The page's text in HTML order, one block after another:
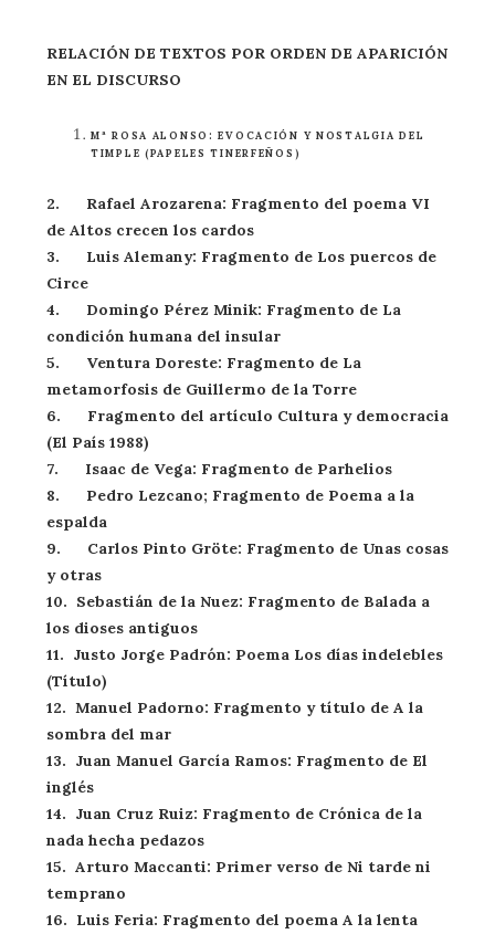
RELACIÓN DE TEXTOS POR ORDEN DE APARICIÓN
EN EL DISCURSO
Mª ROSA ALONSO: EVOCACIÓN Y NOSTALGIA DEL
TIMPLE (PAPELES TINERFEÑOS)
2. Rafael Arozarena: Fragmento del poema VI
de Altos crecen los cardos
3. Luis Alemany: Fragmento de Los puercos de
Circe
4. Domingo Pérez Minik: Fragmento de La
condición humana del insular
5. Ventura Doreste: Fragmento de La
metamorfosis de Guillermo de la Torre
6. Fragmento del artículo Cultura y democracia
(El País 1988)
7. Isaac de Vega: Fragmento de Parhelios
8. Pedro Lezcano; Fragmento de Poema a la
espalda
9. Carlos Pinto Gröte: Fragmento de Unas cosas
y otras
10. Sebastián de la Nuez: Fragmento de Balada a
los dioses antiguos
11. Justo Jorge Padrón: Poema Los días indelebles
(Título)
12. Manuel Padorno: Fragmento y título de A la
sombra del mar
13. Juan Manuel García Ramos: Fragmento de El
inglés
14. Juan Cruz Ruiz: Fragmento de Crónica de la
nada hecha pedazos
15. Arturo Maccanti: Primer verso de Ni tarde ni
temprano
16. Luis Feria: Fragmento del poema A la lenta